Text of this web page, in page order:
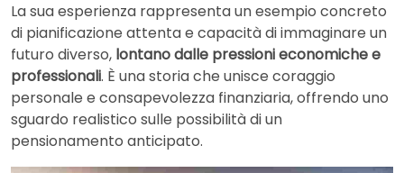
La sua esperienza rappresenta un esempio concreto
di pianificazione attenta e capacità di immaginare un
futuro diverso, lontano dalle pressioni economiche e
professionali. È una storia che unisce coraggio
personale e consapevolezza finanziaria, offrendo uno
sguardo realistico sulle possibilità di un
pensionamento anticipato.